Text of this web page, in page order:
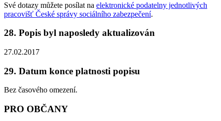
Své dotazy můžete posílat na elektronické podatelny jednotlivých
pracovišť České správy sociálního zabezpečení.
28. Popis byl naposledy aktualizován
27.02.2017
29. Datum konce platnosti popisu
Bez časového omezení.
PRO OBČANY